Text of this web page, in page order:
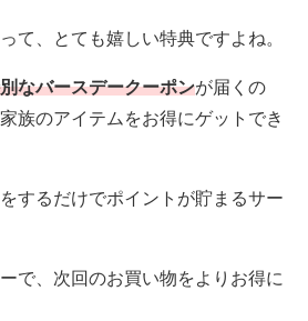
て、とても嬉しい特典ですよね。
なバースデークーポンが届くの
族のアイテムをお得にゲットでき
するだけでポイントが貯まるサー
で、次回のお買い物をよりお得に